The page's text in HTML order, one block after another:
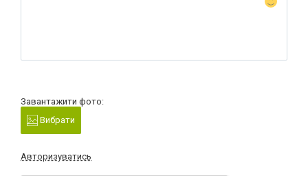
Завантажити фото:
Вибрати
Авторизуватись